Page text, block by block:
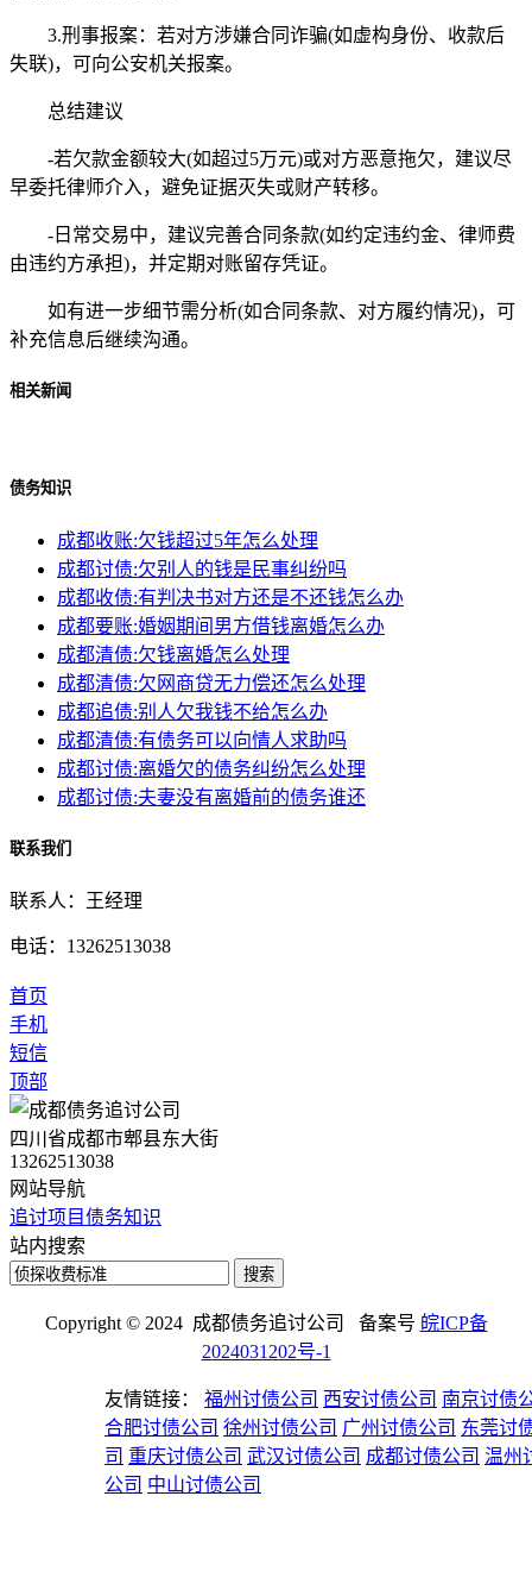
3.刑事报案：若对方涉嫌合同诈骗(如虚构身份、收款后
失联)，可向公安机关报案。
总结建议
-若欠款金额较大(如超过5万元)或对方恶意拖欠，建议尽
早委托律师介入，避免证据灭失或财产转移。
-日常交易中，建议完善合同条款(如约定违约金、律师费
由违约方承担)，并定期对账留存凭证。
如有进一步细节需分析(如合同条款、对方履约情况)，可
补充信息后继续沟通。
相关新闻
债务知识
成都收账:欠钱超过5年怎么处理
成都讨债:欠别人的钱是民事纠纷吗
成都收债:有判决书对方还是不还钱怎么办
成都要账:婚姻期间男方借钱离婚怎么办
成都清债:欠钱离婚怎么处理
成都清债:欠网商贷无力偿还怎么处理
成都追债:别人欠我钱不给怎么办
成都清债:有债务可以向情人求助吗
成都讨债:离婚欠的债务纠纷怎么处理
成都讨债:夫妻没有离婚前的债务谁还
联系我们
联系人：王经理
电话：13262513038
首页
手机
短信
顶部
四川省成都市郫县东大街
13262513038
网站导航
追讨项目债务知识
站内搜索
搜索
Copyright © 2024 成都债务追讨公司 备案号 皖ICP备
2024031202号-1
友情链接： 福州讨债公司 西安讨债公司 南京讨债
合肥讨债公司 徐州讨债公司 广州讨债公司 东莞讨
司 重庆讨债公司 武汉讨债公司 成都讨债公司 温州
公司 中山讨债公司